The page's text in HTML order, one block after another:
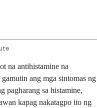
na antihistamine na
ang mga sintomas ng
pagharang sa histamine,
kapag nakatagpo ito ng